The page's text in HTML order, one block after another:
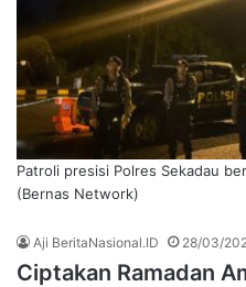
Patroli presisi Polres Sekadau
(Bernas Network)
Aji BeritaNasional.ID 28/03/
Ciptakan Ramadan